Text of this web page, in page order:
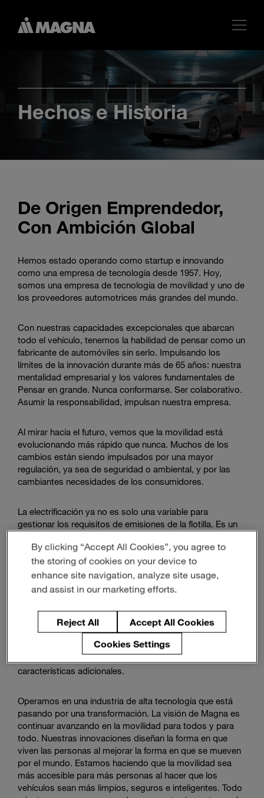
Enter
search
terms
Buscar
Hechos e Historia
De Origen Emprendedor,
Con Ambición Global
Hemos estado operando como startup e innovando
como una empresa de tecnología desde 1957. Hoy,
somos una empresa de tecnología de movilidad y uno de
los proveedores automotrices más grandes del mundo.
Con nuestras capacidades excepcionales que abarcan
todo el vehículo, tenemos la habilidad de pensar como un
fabricante de automóviles sin serlo. Impulsando los
límites de la innovación durante más de 65 años: nuestra
mentalidad empresarial y los valores fundamentales de
Pensar en grande. Nunca conformarse. Ser colaborativo.
Asumir la responsabilidad, impulsan nuestra empresa.
Al mirar hacia el futuro, vemos que la movilidad está
evolucionando más rápido que nunca. Muchos de los
cambios están siendo impulsados por una mayor
regulación, ya sea de seguridad o ambiental, y por las
cambiantes necesidades de los consumidores.
La electrificación ya no es solo una variable para
gestionar los requisitos de emisiones de la flotilla. Es un
responsabilidad social y crean entusiasmo entre los
consumidores.
Además, las funciones de asistencia al conductor están
Y la conectividad, entre otras cosas, ofrece
características adicionales.
Operamos en una industria de alta tecnología que está
pasando por una transformación. La visión de Magna es
continuar avanzando en la movilidad para todos y para
todo. Nuestras innovaciones diseñan la forma en que
viven las personas al mejorar la forma en que se mueven
por el mundo. Estamos haciendo que la movilidad sea
más accesible para más personas al hacer que los
vehículos sean más limpios, seguros e inteligentes. Todo
By clicking “Accept All Cookies”, you agree to
the storing of cookies on your device to
enhance site navigation, analyze site usage,
and assist in our marketing efforts.
Reject All
Accept All Cookies
Cookies Settings